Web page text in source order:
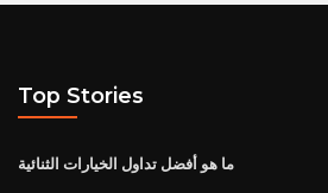
Top Stories
ما هو أفضل تداول الخيارات الثنائية